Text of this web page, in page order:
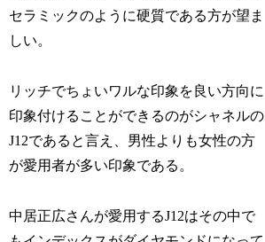
セラミックのように硬質である方が望ま
しい。
リッチでちょいワルな印象を良い方向に
印象付けることができるのがシャネルの
J12であると言え、男性よりも女性の方
が愛用者が多い印象である。
中居正広さんが愛用するJ12はその中で